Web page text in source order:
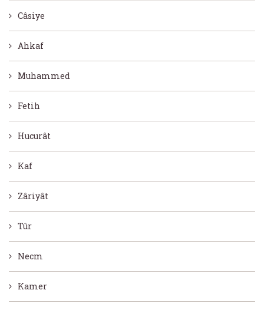
Câsiye
Ahkaf
Muhammed
Fetih
Hucurât
Kaf
Zâriyât
Tûr
Necm
Kamer